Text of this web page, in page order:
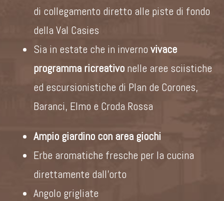
di collegamento diretto alle piste di fondo
della Val Casies
Sia in estate che in inverno vivace
programma ricreativonelle aree sciistiche
ed escursionistiche di Plan de Corones,
Baranci, Elmo e Croda Rossa
Ampio giardino con area giochi
Erbe aromatiche fresche per la cucina
direttamente dall’orto
Angolo grigliate